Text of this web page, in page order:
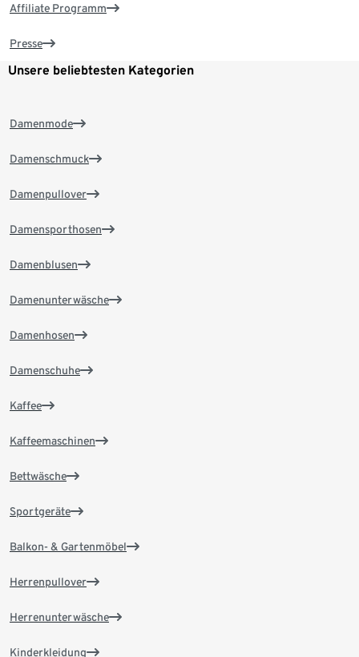
Affiliate Programm
Presse
Unsere beliebtesten Kategorien
Damenmode
Damenschmuck
Damenpullover
Damensporthosen
Damenblusen
Damenunterwäsche
Damenhosen
Damenschuhe
Kaffee
Kaffeemaschinen
Bettwäsche
Sportgeräte
Balkon- & Gartenmöbel
Herrenpullover
Herrenunterwäsche
Kinderkleidung